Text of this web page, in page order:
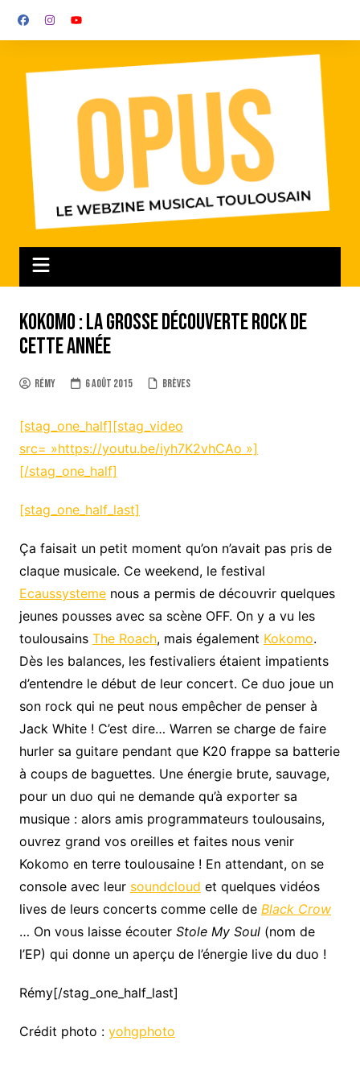
Kokomo : la grosse découverte rock de
cette année
Rémy 6 août 2015 Brèves
[stag_one_half][stag_video
src= »https://youtu.be/iyh7K2vhCAo »]
[/stag_one_half]
[stag_one_half_last]
Ça faisait un petit moment qu’on n’avait pas pris de
claque musicale. Ce weekend, le festival
Ecaussystemenous a permis de découvrir quelques
jeunes pousses avec sa scène OFF. On y a vu les
toulousains The Roach, mais également Kokomo.
Dès les balances, les festivaliers étaient impatients
d’entendre le début de leur concert. Ce duo joue un
son rock qui ne peut nous empêcher de penser à
Jack White ! C’est dire… Warren se charge de faire
hurler sa guitare pendant que K20 frappe sa batterie
à coups de baguettes. Une énergie brute, sauvage,
pour un duo qui ne demande qu’à exporter sa
musique : alors amis programmateurs toulousains,
ouvrez grand vos oreilles et faites nous venir
Kokomo en terre toulousaine ! En attendant, on se
console avec leur soundcloud et quelques vidéos
lives de leurs concerts comme celle de Black Crow
… On vous laisse écouter Stole My Soul(nom de
l’EP) qui donne un aperçu de l’énergie live du duo !
Rémy[/stag_one_half_last]
Crédit photo : yohgphoto